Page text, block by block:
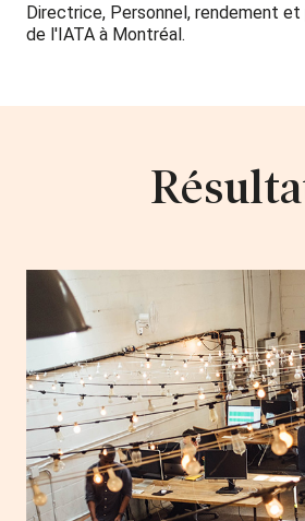
Directrice, Personnel, rendement
de l'IATA à Montréal.